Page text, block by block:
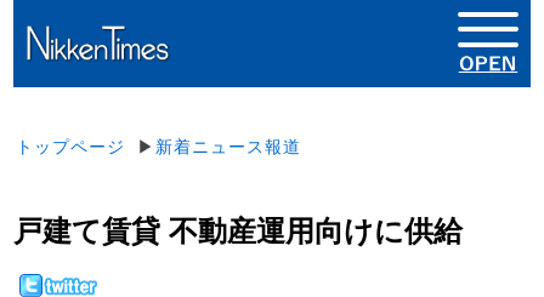
トップページ ▶ 新着ニュース報道
戸建て賃貸 不動産運用向けに供給